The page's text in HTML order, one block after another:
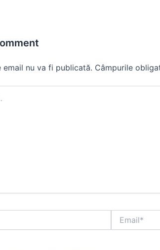
email nu va fi publicată. Câmpurile